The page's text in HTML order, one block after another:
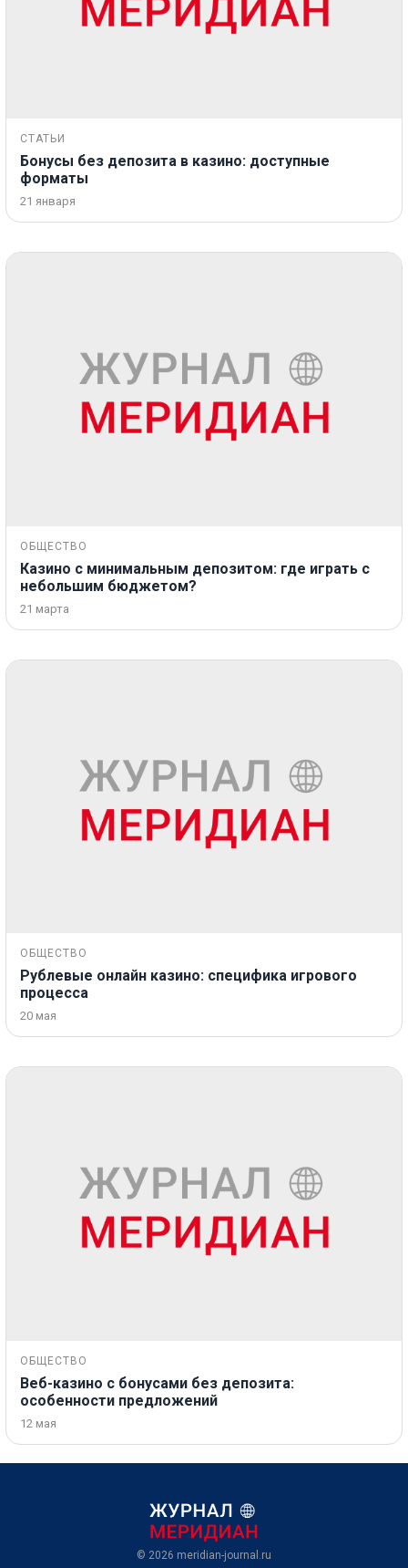
СТАТЬИ
Бонусы без депозита в казино: доступные
форматы
21 января
ОБЩЕСТВО
Казино с минимальным депозитом: где играть с
небольшим бюджетом?
21 марта
ОБЩЕСТВО
Рублевые онлайн казино: специфика игрового
процесса
20 мая
ОБЩЕСТВО
Веб-казино с бонусами без депозита:
особенности предложений
12 мая
© 2026 meridian-journal.ru